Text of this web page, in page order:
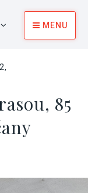
MENU
85